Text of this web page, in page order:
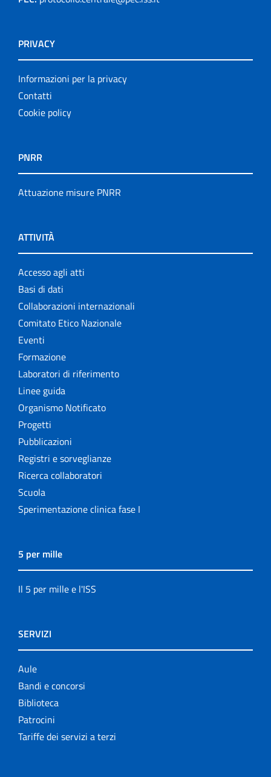
PRIVACY
Informazioni per la privacy
Contatti
Cookie policy
PNRR
Attuazione misure PNRR
ATTIVITÀ
Accesso agli atti
Basi di dati
Collaborazioni internazionali
Comitato Etico Nazionale
Eventi
Formazione
Laboratori di riferimento
Linee guida
Organismo Notificato
Progetti
Pubblicazioni
Registri e sorveglianze
Ricerca collaboratori
Scuola
Sperimentazione clinica fase I
5 per mille
Il 5 per mille e l'ISS
SERVIZI
Aule
Bandi e concorsi
Biblioteca
Patrocini
Tariffe dei servizi a terzi